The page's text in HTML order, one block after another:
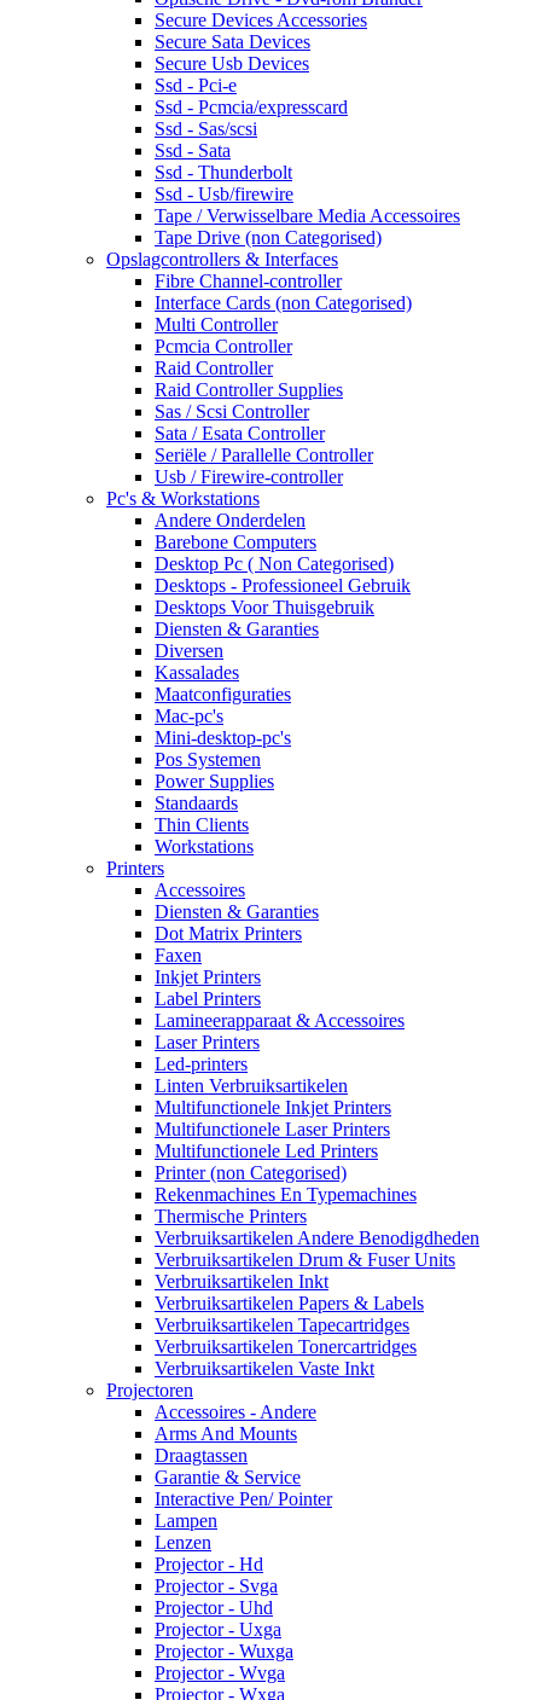
Secure Devices Accessories
Secure Sata Devices
Secure Usb Devices
Ssd - Pci-e
Ssd - Pcmcia/expresscard
Ssd - Sas/scsi
Ssd - Sata
Ssd - Thunderbolt
Ssd - Usb/firewire
Tape / Verwisselbare Media Accessoires
Tape Drive (non Categorised)
Opslagcontrollers & Interfaces
Fibre Channel-controller
Interface Cards (non Categorised)
Multi Controller
Pcmcia Controller
Raid Controller
Raid Controller Supplies
Sas / Scsi Controller
Sata / Esata Controller
Seriële / Parallelle Controller
Usb / Firewire-controller
Pc's & Workstations
Andere Onderdelen
Barebone Computers
Desktop Pc ( Non Categorised)
Desktops - Professioneel Gebruik
Desktops Voor Thuisgebruik
Diensten & Garanties
Diversen
Kassalades
Maatconfiguraties
Mac-pc's
Mini-desktop-pc's
Pos Systemen
Power Supplies
Standaards
Thin Clients
Workstations
Printers
Accessoires
Diensten & Garanties
Dot Matrix Printers
Faxen
Inkjet Printers
Label Printers
Lamineerapparaat & Accessoires
Laser Printers
Led-printers
Linten Verbruiksartikelen
Multifunctionele Inkjet Printers
Multifunctionele Laser Printers
Multifunctionele Led Printers
Printer (non Categorised)
Rekenmachines En Typemachines
Thermische Printers
Verbruiksartikelen Andere Benodigdheden
Verbruiksartikelen Drum & Fuser Units
Verbruiksartikelen Inkt
Verbruiksartikelen Papers & Labels
Verbruiksartikelen Tapecartridges
Verbruiksartikelen Tonercartridges
Verbruiksartikelen Vaste Inkt
Projectoren
Accessoires - Andere
Arms And Mounts
Draagtassen
Garantie & Service
Interactive Pen/ Pointer
Lampen
Lenzen
Projector - Hd
Projector - Svga
Projector - Uhd
Projector - Uxga
Projector - Wuxga
Projector - Wvga
Projector - Wxga